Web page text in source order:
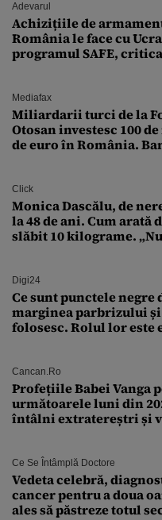
Adevarul
Achizițiile de
România le face cu
programul SAFE,
Mediafax
Miliardarii turci de la
Otosan investesc 100
de euro în România.
Click
Monica Dascălu, de
la 48 de ani. Cum arată
slăbit 10 kilograme.
Digi24
Ce sunt punctele negre
marginea parbrizului și
folosesc. Rolul lor este
Cancan.ro
Profețiile Babei Vanga
următoarele luni din
întâlni extratereștri și
Ce Se Întâmplă Doctore
Vedeta celebră,
cancer pentru a doua
ales să păstreze totul